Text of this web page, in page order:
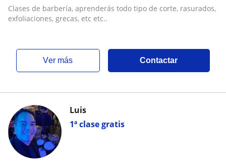
Clases de barbería, aprenderás todo tipo de corte, rasurados,
exfoliaciones, grecas, etc etc..
ver más Contactar
1ª clase gratis
Luis